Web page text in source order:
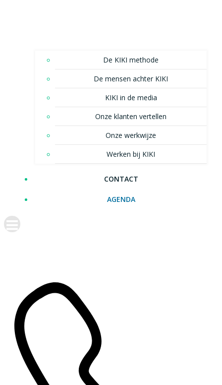
De KIKI methode
De mensen achter KIKI
KIKI in de media
Onze klanten vertellen
Onze werkwijze
Werken bij KIKI
CONTACT
AGENDA